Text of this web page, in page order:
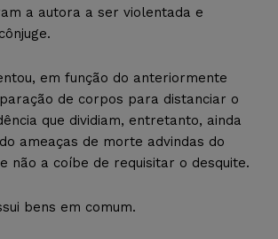
a autora a ser violentada e
em função do anteriormente
de corpos para distanciar o
que dividiam, entretanto, ainda
ameaças de morte advindas do
não a coíbe de requisitar o desquite.
bens em comum.